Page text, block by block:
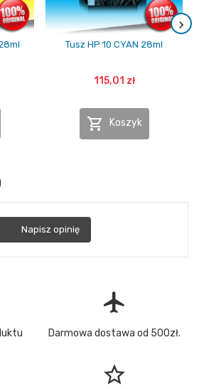
Tusz HP 10 CYAN 28ml
115,01 zł
 Koszyk
Napisz opinię
flight
Darmowa dostawa od 500zł.
star_border